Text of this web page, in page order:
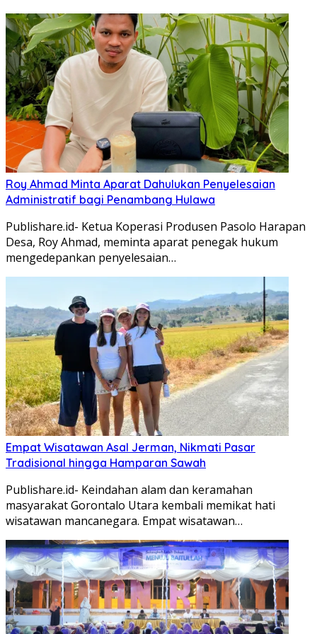
Roy Ahmad Minta Aparat Dahulukan Penyelesaian
Administratif bagi Penambang Hulawa
Publishare.id- Ketua Koperasi Produsen Pasolo Harapan
Desa, Roy Ahmad, meminta aparat penegak hukum
mengedepankan penyelesaian…
Empat Wisatawan Asal Jerman, Nikmati Pasar
Tradisional hingga Hamparan Sawah
Publishare.id- Keindahan alam dan keramahan
masyarakat Gorontalo Utara kembali memikat hati
wisatawan mancanegara. Empat wisatawan…